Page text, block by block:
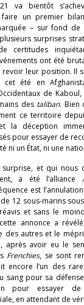
va bientôt
un premier
– sur fond
surprises
certitudes
ont été
revoir leur position. Il
cet été en
de
des taliban. Bien
ce territoire
la déception
pour essayer de
ni un État, ni une
surprise, et qui nous
a été l’alliance
est
12 sous-marins
et sans le
annonce a
des autres et le
après avoir eu le
Frenchies, se sont
encore l’un des
sang pour sa
pour essayer
en attendant de